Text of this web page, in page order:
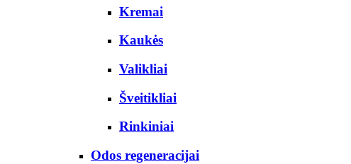
Kremai
Kaukės
Valikliai
Šveitikliai
Rinkiniai
Odos regeneracijai